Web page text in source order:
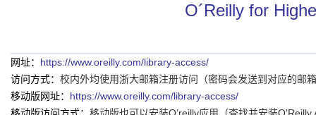
O´Reilly for
网址： https://www.oreilly.com/library-access/
访问方式： 校内外均使用浙大邮箱注册访问（密码会发送到对应的邮
移动版网址： https://www.oreilly.com/library-access/